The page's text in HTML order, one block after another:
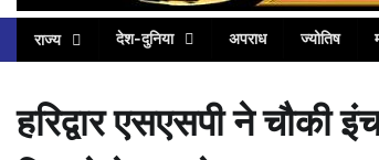
राज्य देश-दुनिया अपराध ज्योतिष
हरिद्वार एसएसपी ने चौकी